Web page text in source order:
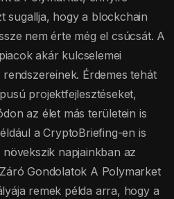
sugallja, hogy a blockchain
nem érte még el csúcsát. A
akár kulcselemei
Érdemes tehát
projektfejlesztéseket,
az élet más területein is
a CryptoBriefing-en is
napjainkban az
Gondolatok A Polymarket
remek példa arra, hogy a